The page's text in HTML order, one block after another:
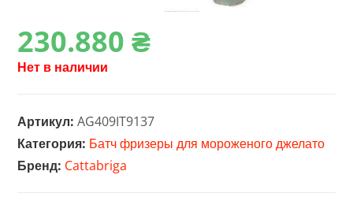
230.880₴
Нет в наличии
Артикул:AG409IT9137
Категория: Батч фризеры для мороженого джелато
Бренд: Cattabriga